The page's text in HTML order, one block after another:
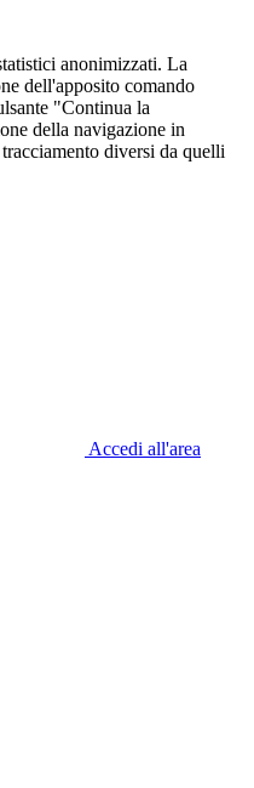
anonimizzati. La
dell'apposito comando
"Continua la
della navigazione in
diversi da quelli
Accedi all'area